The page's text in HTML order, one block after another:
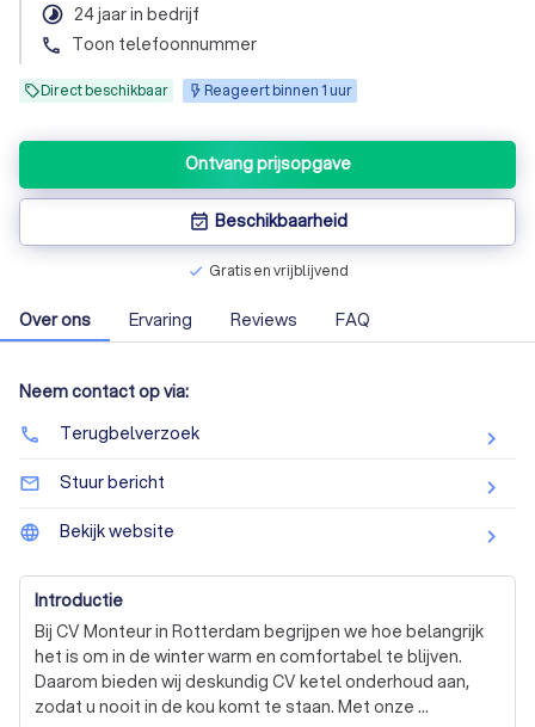
timelapse 24 jaar in bedrijf
phone Toon telefoonnummer
Direct beschikbaar Reageert binnen 1 uur
Ontvang prijsopgave
event_available Beschikbaarheid
check Gratis en vrijblijvend
Over ons Ervaring Reviews FAQ
Neem contact op via:
phone Terugbelverzoek
mail_outline Stuur bericht
language Bekijk website
Introductie
Bij CV Monteur in Rotterdam begrijpen we hoe belangrijk
het is om in de winter warm en comfortabel te blijven.
Daarom bieden wij deskundig CV ketel onderhoud aan,
zodat u nooit in de kou komt te staan. Met onze